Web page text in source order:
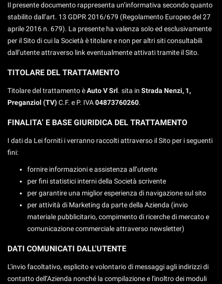
Il presente documento rappresenta un’informativa secondo quanto
stabilito dall’art. 13 GDPR 2016/679 (Regolamento Europeo del 27
aprile 2016 n. 679). La presente ha valenza solo ed esclusivamente
per il Sito di cui la Società è titolare e non per altri siti consultabili
dall’utente attraverso link eventualmente attivati tramite il Sito.
TITOLARE DEL TRATTAMENTO
Titolare del trattamento èAuto V Srl. sita in Strada Nenzi, 1,
Preganziol (TV)C.F. e P. IVA04873760260.
FINALITA’ E BASE GIURIDICA DEL TRATTAMENTO
I dati da Lei forniti i verranno raccolti attraverso il Sito per i seguenti
fini:
fornire informazioni e assistenza all’utente
per fini statistici interni della Società scrivente
per garantire una miglior esperienza di navigazione sul sito
per attività di Marketing da parte della Azienda (invio
materiale pubblicitario, compimento di ricerche di mercato e
comunicazione commerciale attraverso newsletter)
DATI COMUNICATI DALL'UTENTE
L'invio facoltativo, esplicito e volontario di messaggi agli indirizzi di
contatto dell’Azienda nonché la compilazione e l'inoltro dei moduli
consenso
alle
tecnologie
di
tracciamento
adottiamo
offrire
le
e
le
attività
seguito
descritte.
ottenere
maggiori
informazioni
sull'utilità
sul
di
questi